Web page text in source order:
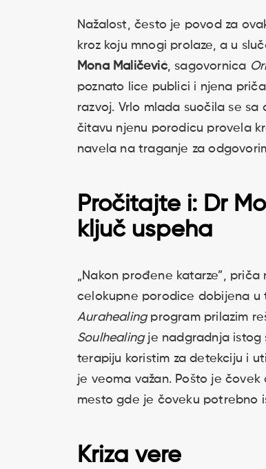
Nažalost, često je povod za
kroz koju mnogi prolaze, a u
Mona Maličević, sagovornica
poznato lice publici i njena
razvoj. Vrlo mlada suočila se
čitavu njenu porodicu provela
navela na traganje za
Pročitajte i: Dr
ključ uspeha
„Nakon prođene katarze”,
celokupne porodice dobijena u
Aurahealingprogram prilazim
Soulhealingje nadgradnja istog
terapiju koristim za detekciju i
je veoma važan. Pošto je
mesto gde je čoveku potrebno
Kriza vere